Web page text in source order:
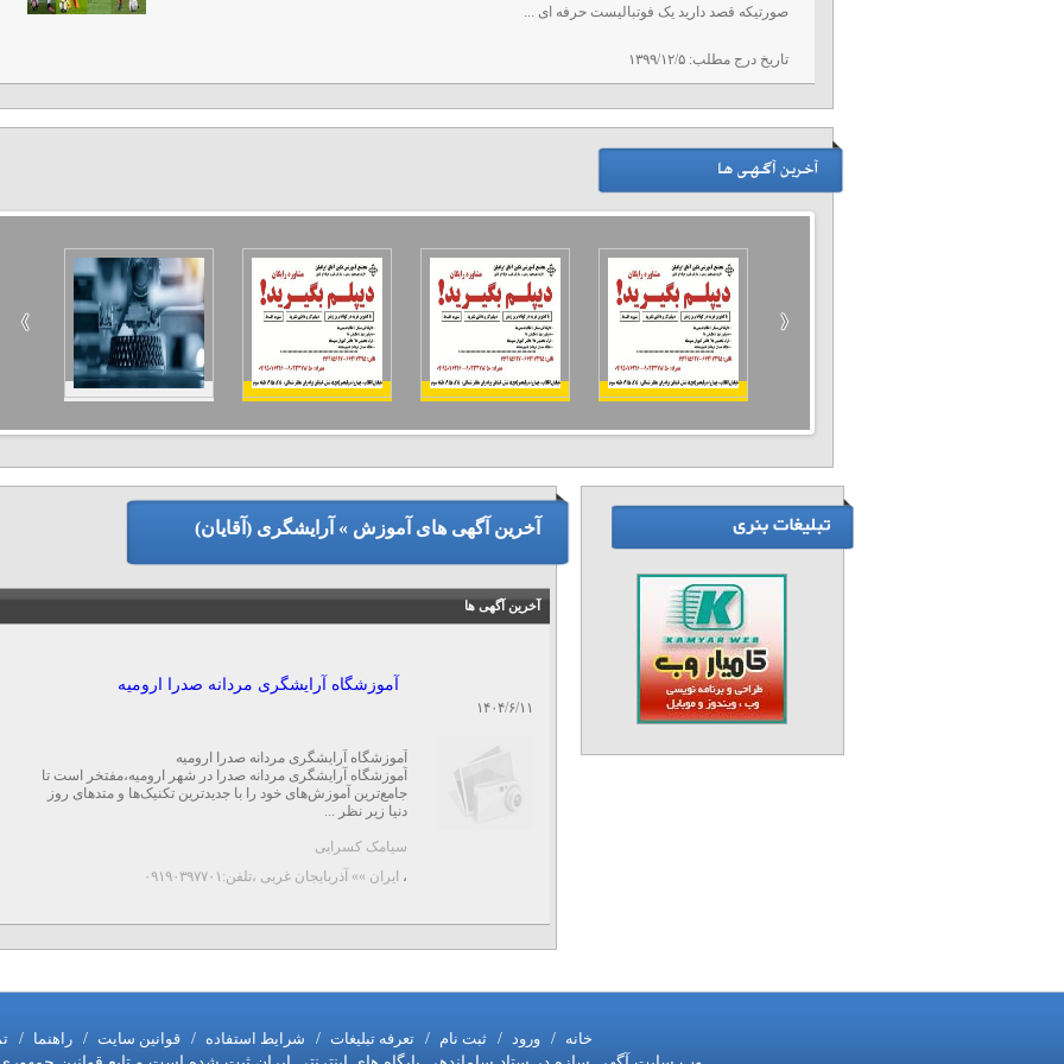
صورتیکه قصد دارید یک فوتبالیست حرفه ای ...
تاریخ درج مطلب:۱۳۹۹/۱۲/۵
آخرین آگهی های آموزش » آرایشگری (آقایان)
آخرین آگهی ها
۱۴۰۴/۶/۱۱
آموزشگاه آرایشگری مردانه صدرا ارومیه
آموزشگاه آرایشگری مردانه صدرا ارومیه
آموزشگاه آرایشگری مردانه صدرا در شهر ارومیه،مفتخر است تا
جامع‌ترین آموزش‌های خود را با جدیدترین تکنیک‌ها و متدهای روز
دنیا زیر نظر ...
سیامک کسرایی
، ایران »» آذربایجان غربی ،تلفن:۰۹۱۹۰۳۹۷۷۰۱
خانه / ورود / ثبت نام / تعرفه تبلیغات / شرایط استفاده / قوانین سایت / راهنما /